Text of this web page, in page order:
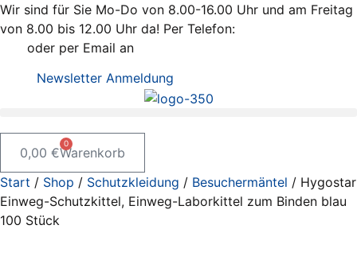
Zum
Inhalt
springen
Wir sind für Sie Mo-Do von 8.00-16.00 Uhr und am Freitag
von 8.00 bis 12.00 Uhr da! Per Telefon:
oder per Email an
Newsletter Anmeldung
0,00 €
0
Warenkorb
Start / Shop / Schutzkleidung / Besuchermäntel / Hygostar
Einweg-Schutzkittel, Einweg-Laborkittel zum Binden blau
100 Stück